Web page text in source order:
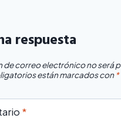
respuesta
de correo electrónico no será
están marcados con *
*